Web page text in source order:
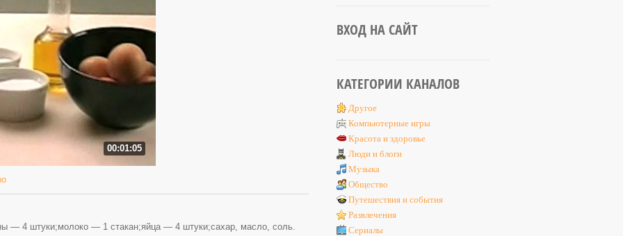
00:01:05
— 4 штуки;молоко — 1 стакан;яйца — 4 штуки;сахар, масло, соль.
ВХОД НА САЙТ
КАТЕГОРИИ КАНАЛОВ
Другое
Компьютерные игры
Красота и здоровье
Люди и блоги
Музыка
Общество
Путешествия и события
Развлечения
Сериалы